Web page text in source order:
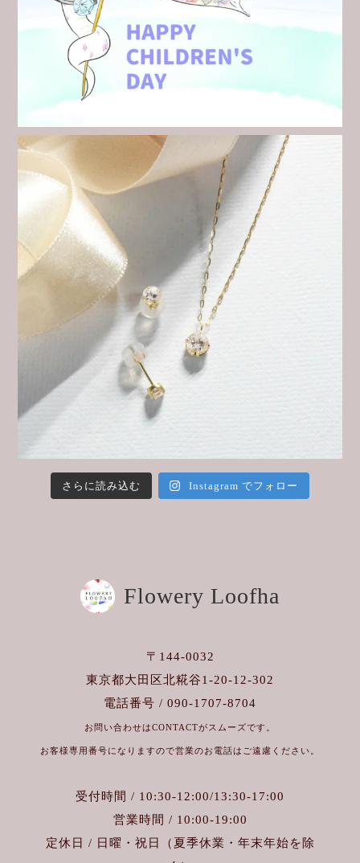
Flowery Loofha
〒144-0032
東京都大田区北糀谷1-20-12-302
電話番号 / 090-1707-8704
お問い合わせはCONTACTがスムーズです。
お客様専用番号になりますので営業のお電話はご遠慮ください。
受付時間 / 10:30-12:00/13:30-17:00
営業時間 / 10:00-19:00
定休日 / 日曜・祝日（夏季休業・年末年始を除
さらに読み込む Instagram でフォロー